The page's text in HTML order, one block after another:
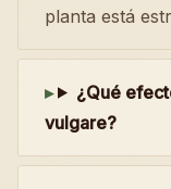
planta está
¿Qué
vulgare?